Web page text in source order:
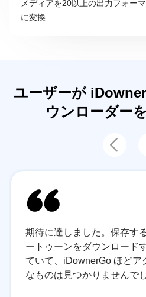
メディアを20以上の出力フォー
に変換
ユーザーが
ウンローダー
期待に達しました。保存す
ートゥーンをダウンロード
ていて、iDownerGo ほどア
なものは見つかりませんでし